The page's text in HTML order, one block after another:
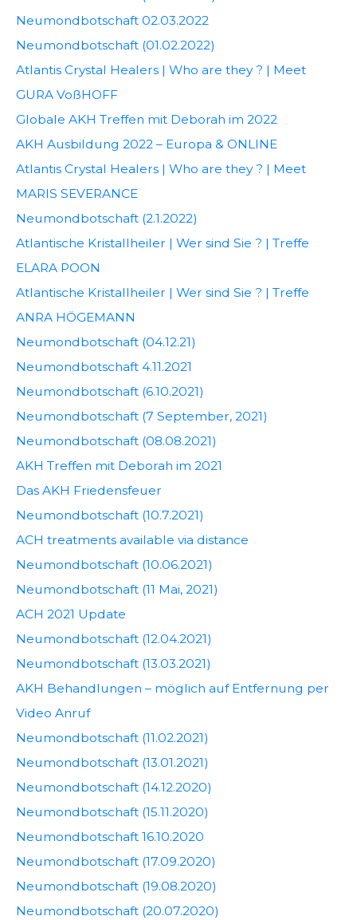
Neumondbotschaft 02.03.2022
Neumondbotschaft (01.02.2022)
Atlantis Crystal Healers | Who are they ? | Meet
GURA VoßHOFF
Globale AKH Treffen mit Deborah im 2022
AKH Ausbildung 2022 – Europa & ONLINE
Atlantis Crystal Healers | Who are they ? | Meet
MARIS SEVERANCE
Neumondbotschaft (2.1.2022)
Atlantische Kristallheiler | Wer sind Sie ? | Treffe
ELARA POON
Atlantische Kristallheiler | Wer sind Sie ? | Treffe
ANRA HÖGEMANN
Neumondbotschaft (04.12.21)
Neumondbotschaft 4.11.2021
Neumondbotschaft (6.10.2021)
Neumondbotschaft (7 September, 2021)
Neumondbotschaft (08.08.2021)
AKH Treffen mit Deborah im 2021
Das AKH Friedensfeuer
Neumondbotschaft (10.7.2021)
ACH treatments available via distance
Neumondbotschaft (10.06.2021)
Neumondbotschaft (11 Mai, 2021)
ACH 2021 Update
Neumondbotschaft (12.04.2021)
Neumondbotschaft (13.03.2021)
AKH Behandlungen – möglich auf Entfernung per
Video Anruf
Neumondbotschaft (11.02.2021)
Neumondbotschaft (13.01.2021)
Neumondbotschaft (14.12.2020)
Neumondbotschaft (15.11.2020)
Neumondbotschaft 16.10.2020
Neumondbotschaft (17.09.2020)
Neumondbotschaft (19.08.2020)
Neumondbotschaft (20.07.2020)